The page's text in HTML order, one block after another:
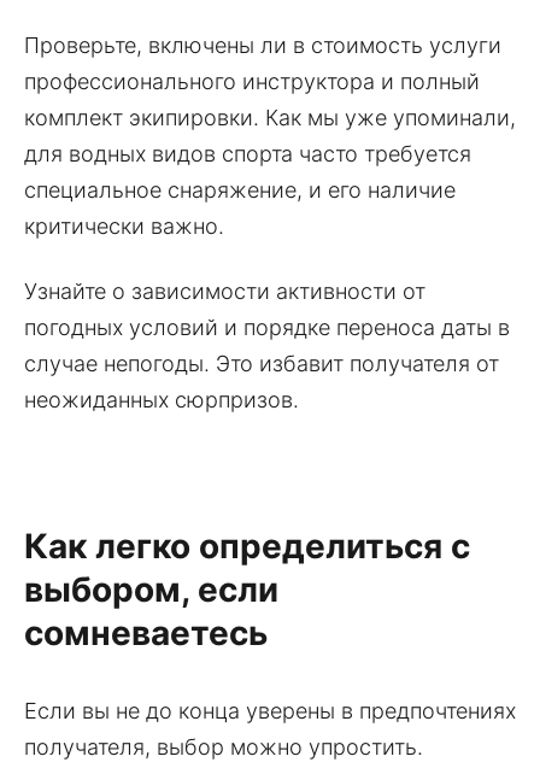
Проверьте, включены ли в стоимость услуги
профессионального инструктора и полный
комплект экипировки. Как мы уже упоминали,
для водных видов спорта часто требуется
специальное снаряжение, и его наличие
критически важно.
Узнайте о зависимости активности от
погодных условий и порядке переноса даты в
случае непогоды. Это избавит получателя от
неожиданных сюрпризов.
Как легко определиться с
выбором, если
сомневаетесь
Если вы не до конца уверены в предпочтениях
получателя, выбор можно упростить.